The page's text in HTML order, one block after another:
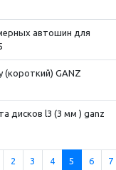
автошин для
(короткий) GANZ
дисков l3 (3 мм ) ganz
2 3 4 5 6 7